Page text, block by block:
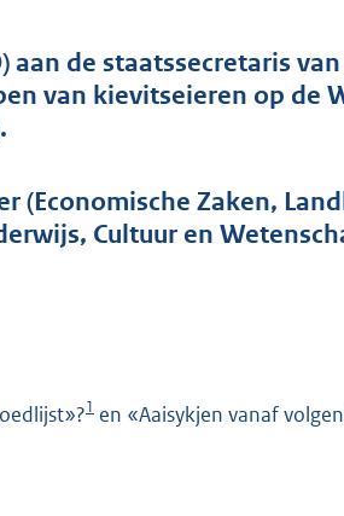
t
a
e
de staatssecretaris
van kievitseieren op de
(Economische Zaken,
Cultuur en
1 en «Aaisykjen vanaf